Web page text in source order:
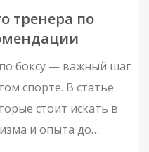
тренера по
боксу — важный шаг
спорте. В статье
стоит искать в
и опыта до